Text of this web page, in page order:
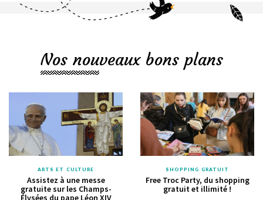
Nos nouveaux bons plans
ARTS ET CULTURE
Assistez à une messe
gratuite sur les Champs-
Élysées du pape Léon XIV
SHOPPING GRATUIT
Free Troc Party, du shopping
gratuit et illimité !